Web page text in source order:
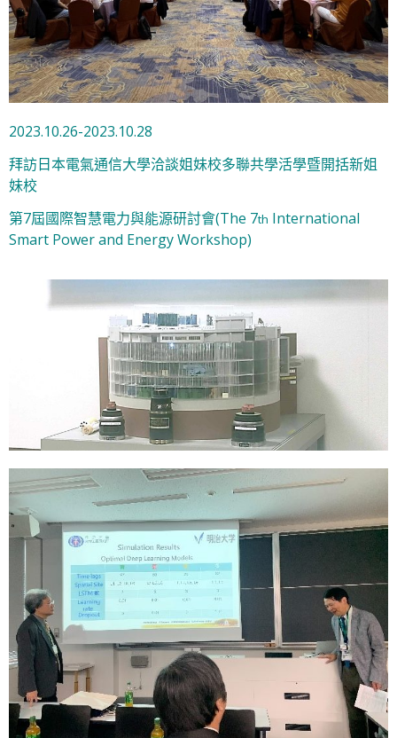
2023.10.26-2023.10.28
拜訪日本電氣通信大學洽談姐妹校多聯共學活學暨開括新姐
妹校
第7屆國際智慧電力與能源研討會(The 7th International
Smart Power and Energy Workshop)